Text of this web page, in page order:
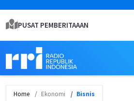
PUSAT PEMBERITAAAN
Home Ekonomi Bisnis